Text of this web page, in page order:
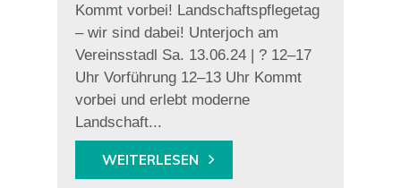
Kommt vorbei! Landschaftspflegetag
– wir sind dabei! Unterjoch am
Vereinsstadl Sa. 13.06.24 | ? 12–17
Uhr Vorführung 12–13 Uhr Kommt
vorbei und erlebt moderne
Landschaft...
WEITERLESEN